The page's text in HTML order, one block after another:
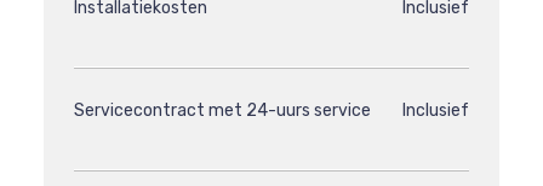
Installatiekosten Inclusief
Servicecontract met 24-uurs service Inclusief